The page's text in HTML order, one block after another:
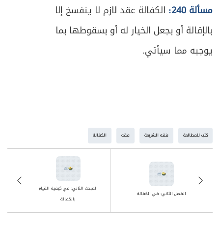
مسألة 240:
الكفالة عقد لازم لا ينفسخ إلا
بالإقالة أو بجعل الخيار له أو بسقوطها بما
يوجبه مما سيأتي.
كتب للمطالعة فقه الشريعة فقه الكفالة
المبحث الثاني: في كيفية القيام
بالكفالة
الفصل الثاني: في الكفالة